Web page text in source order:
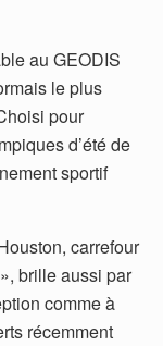
au GEODIS
le plus
pour
d’été de
sportif
carrefour
brille aussi par
comme à
récemment